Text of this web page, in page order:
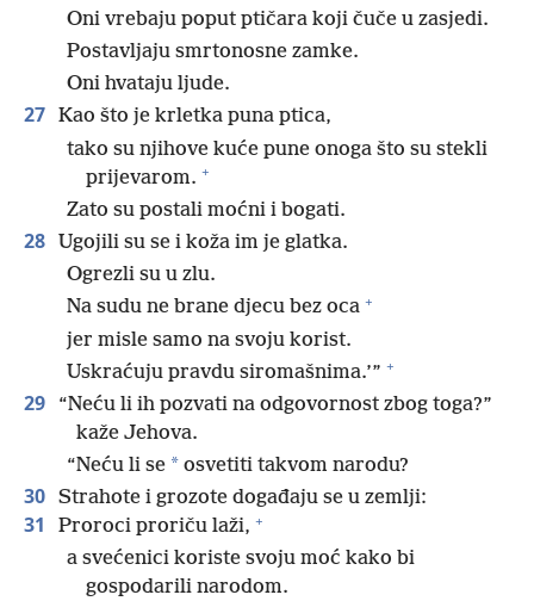
Oni vrebaju poput ptičara koji čuče u zasjedi.
Postavljaju smrtonosne zamke.
Oni hvataju ljude.
27 Kao što je krletka puna ptica,
tako su njihove kuće pune onoga što su stekli
prijevarom. +
Zato su postali moćni i bogati.
28 Ugojili su se i koža im je glatka.
Ogrezli su u zlu.
Na sudu ne brane djecu bez oca +
jer misle samo na svoju korist.
Uskraćuju pravdu siromašnima.’” +
29
“Neću li ih pozvati na odgovornost zbog toga?”
kaže Jehova.
“Neću li se * osvetiti takvom narodu?
30 Strahote i grozote događaju se u zemlji:
31 Proroci proriču laži, +
a svećenici koriste svoju moć kako bi
gospodarili narodom.